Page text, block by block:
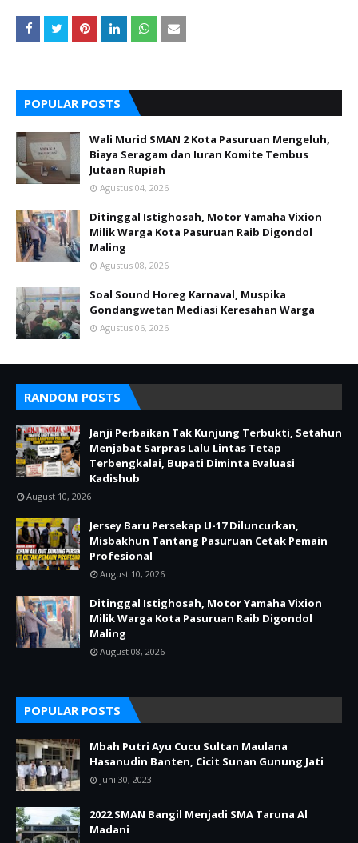
POPULAR POSTS
Wali Murid SMAN 2 Kota Pasuruan Mengeluh,
Biaya Seragam dan Iuran Komite Tembus
Jutaan Rupiah
Agustus 04, 2026
Ditinggal Istighosah, Motor Yamaha Vixion
Milik Warga Kota Pasuruan Raib Digondol
Maling
Agustus 08, 2026
Soal Sound Horeg Karnaval, Muspika
Gondangwetan Mediasi Keresahan Warga
Agustus 06, 2026
RANDOM POSTS
Janji Perbaikan Tak Kunjung Terbukti, Setahun
Menjabat Sarpras Lalu Lintas Tetap
Terbengkalai, Bupati Diminta Evaluasi
Kadishub
August 10, 2026
Jersey Baru Persekap U-17 Diluncurkan,
Misbakhun Tantang Pasuruan Cetak Pemain
Profesional
August 10, 2026
Ditinggal Istighosah, Motor Yamaha Vixion
Milik Warga Kota Pasuruan Raib Digondol
Maling
August 08, 2026
POPULAR POSTS
Mbah Putri Ayu Cucu Sultan Maulana
Hasanudin Banten, Cicit Sunan Gunung Jati
Juni 30, 2023
2022 SMAN Bangil Menjadi SMA Taruna Al
Madani